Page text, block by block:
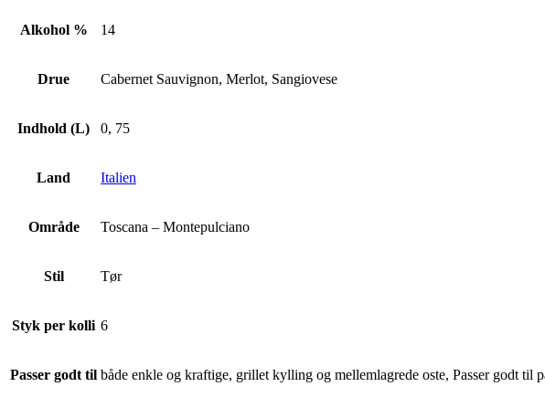
Alkohol % 14
Drue Cabernet Sauvignon, Merlot, Sangiovese
Indhold (L) 0, 75
Land Italien
Område Toscana – Montepulciano
Stil Tør
Styk per kolli 6
Passer godt til både enkle og kraftige, grillet kylling og mellemlagrede oste, Passer godt til